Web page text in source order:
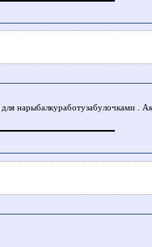
нарыбалкуработузабулочками .